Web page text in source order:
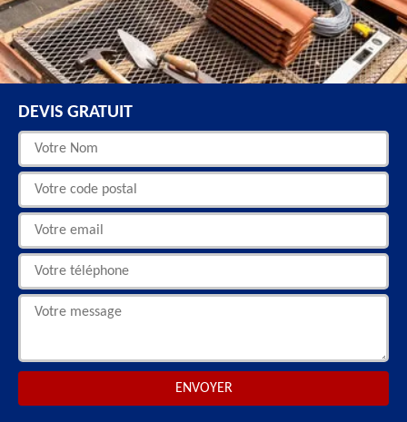
DEVIS GRATUIT